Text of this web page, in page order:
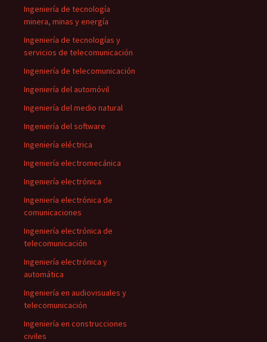
Ingeniería de tecnología
minera, minas y energía
Ingeniería de tecnologías y
servicios de telecomunicación
Ingeniería de telecomunicación
Ingeniería del automóvil
Ingeniería del medio natural
Ingeniería del software
Ingeniería eléctrica
Ingeniería electromecánica
Ingeniería electrónica
Ingeniería electrónica de
comunicaciones
Ingeniería electrónica de
telecomunicación
Ingeniería electrónica y
automática
Ingeniería en audiovisuales y
telecomunicación
Ingeniería en construcciones
civiles